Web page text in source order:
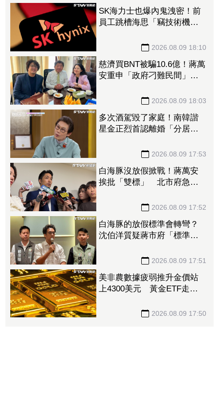
SK海力士也爆內鬼洩密！前
員工跳槽海思「竊技術機密
2026.08.09 18:10
慈濟買BNT被騙10.6億！蔣萬
安重申「政府刁難民間」
用千萬個謊來圓」2026.08.09 18:03
多次酒駕毀了家庭！南韓諧
星金正烈首認離婚「分居長
2026.08.09 17:53
白海豚沒放假掀戰！蔣萬安
挨批「雙標」 北市府急澄
2026.08.09 17:52
白海豚的放假標準會轉彎？
沈伯洋質疑蔣市府「標準不
2026.08.09 17:51
美非農數據疲弱推升金價站
上4300美元 黃金ETF走強
2026.08.09 17:50